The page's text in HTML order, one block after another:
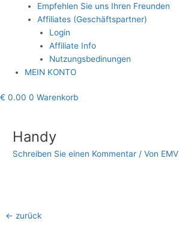
Empfehlen Sie uns Ihren Freunden
Affiliates (Geschäftspartner)
Login
Affiliate Info
Nutzungsbedinungen
MEIN KONTO
€ 0.00 0 Warenkorb
Handy
Schreiben Sie einen Kommentar / Von EMV
← zurück